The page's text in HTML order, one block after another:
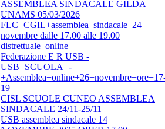
ASSEMBLEA SINDACALE GILDA
UNAMS 05/03/2026
FLC+CGIL+assemblea_sindacale_24
novembre dalle 17.00 alle 19.00
distrettuale_online
Federazione E R USB -
USB+SCUOLA+-
19
CISL SCUOLE CUNEO ASSEMBLEA
SINDACALE 24/11-25/11
USB assemblea sindacale 14